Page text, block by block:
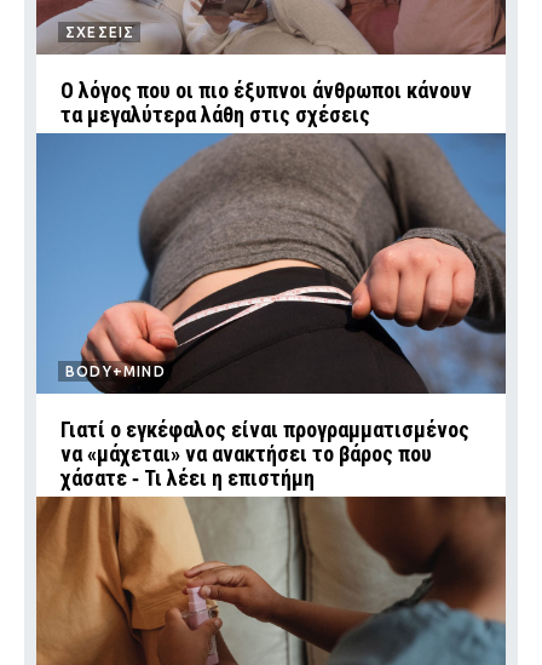
ΣΧΕΣΕΙΣ
Ο λόγος που οι πιο έξυπνοι άνθρωποι κάνουν
τα μεγαλύτερα λάθη στις σχέσεις
BODY+MIND
Γιατί ο εγκέφαλος είναι προγραμματισμένος
να «μάχεται» να ανακτήσει το βάρος που
χάσατε ‑ Τι λέει η επιστήμη